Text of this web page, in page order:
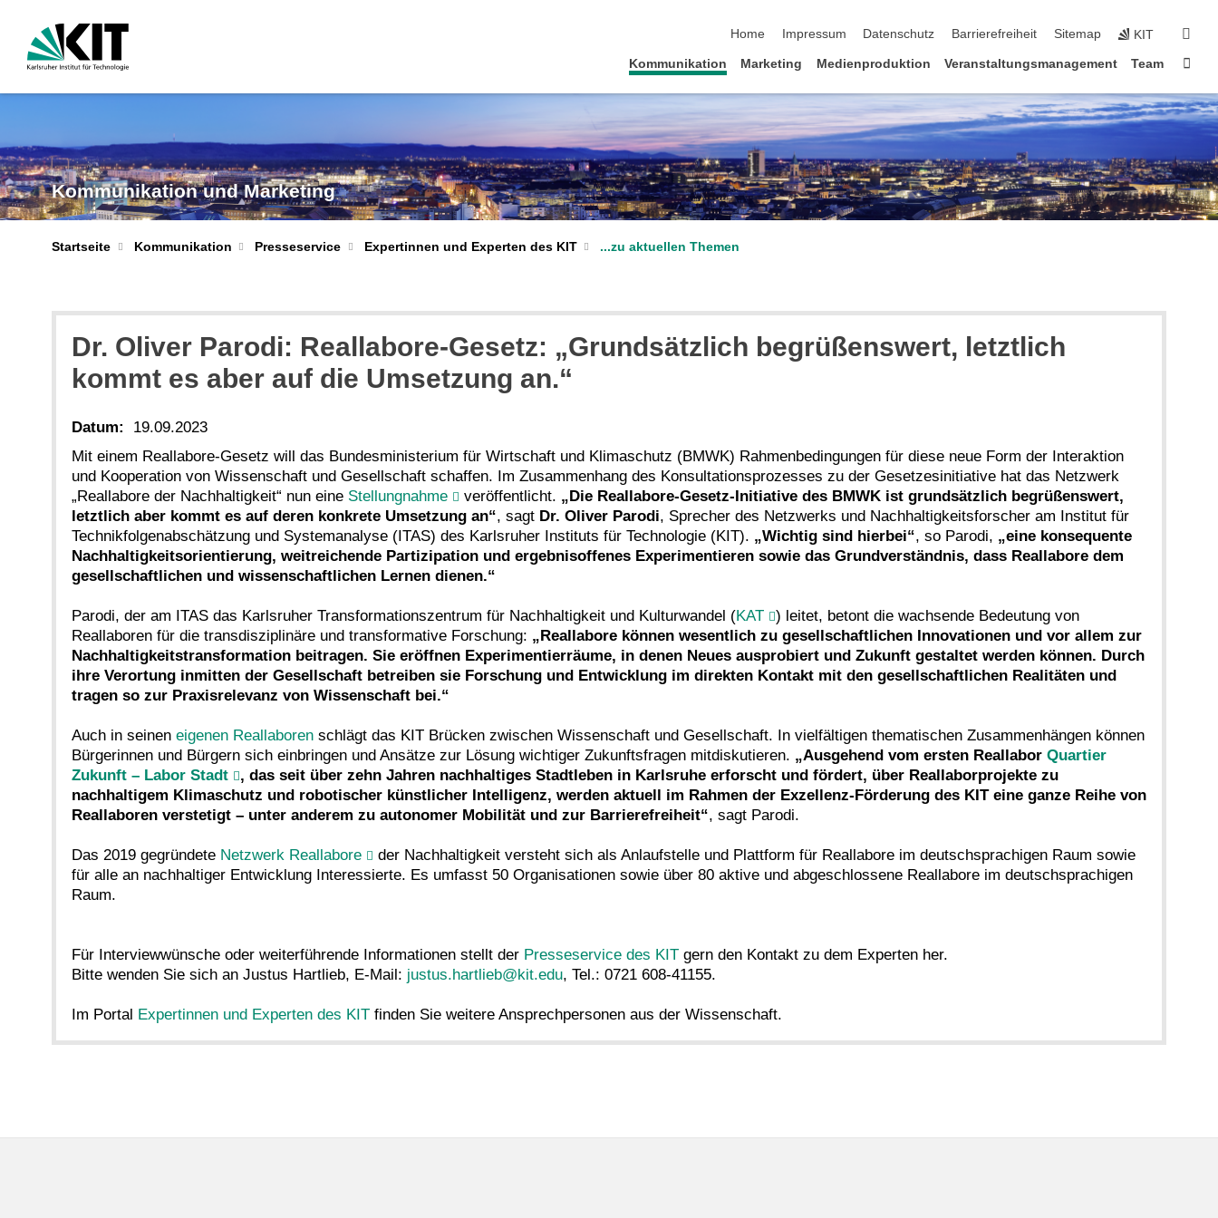
Home
Impressum Datenschutz Barrierefreiheit Sitemap KIT
Kommunikation Marketing Medienproduktion Veranstaltungsmanagement Team
Kommunikation und Marketing
Startseite Kommunikation Presseservice Expertinnen und Experten des KIT ...zu aktuellen Themen
Dr. Oliver Parodi: Reallabore-Gesetz: „Grundsätzlich begrüßenswert, letztlich
kommt es aber auf die Umsetzung an.“
Datum:
19.09.2023
Mit einem Reallabore-Gesetz will das Bundesministerium für Wirtschaft und Klimaschutz (BMWK) Rahmenbedingungen für diese neue Form der Interaktion
und Kooperation von Wissenschaft und Gesellschaft schaffen. Im Zusammenhang des Konsultationsprozesses zu der Gesetzesinitiative hat das Netzwerk
„Reallabore der Nachhaltigkeit“ nun eine Stellungnahme veröffentlicht. „Die Reallabore-Gesetz-Initiative des BMWK ist grundsätzlich begrüßenswert,
letztlich aber kommt es auf deren konkrete Umsetzung an“, sagt Dr. Oliver Parodi, Sprecher des Netzwerks und Nachhaltigkeitsforscher am Institut für
Technikfolgenabschätzung und Systemanalyse (ITAS) des Karlsruher Instituts für Technologie (KIT). „Wichtig sind hierbei“, so Parodi, „eine konsequente
Nachhaltigkeitsorientierung, weitreichende Partizipation und ergebnisoffenes Experimentieren sowie das Grundverständnis, dass Reallabore dem
gesellschaftlichen und wissenschaftlichen Lernen dienen.“
Parodi, der am ITAS das Karlsruher Transformationszentrum für Nachhaltigkeit und Kulturwandel (KAT
) leitet, betont die wachsende Bedeutung von
Reallaboren für die transdisziplinäre und transformative Forschung: „Reallabore können wesentlich zu gesellschaftlichen Innovationen und vor allem zur
Nachhaltigkeitstransformation beitragen. Sie eröffnen Experimentierräume, in denen Neues ausprobiert und Zukunft gestaltet werden können. Durch
ihre Verortung inmitten der Gesellschaft betreiben sie Forschung und Entwicklung im direkten Kontakt mit den gesellschaftlichen Realitäten und
tragen so zur Praxisrelevanz von Wissenschaft bei.“
Auch in seinen eigenen Reallaboren schlägt das KIT Brücken zwischen Wissenschaft und Gesellschaft. In vielfältigen thematischen Zusammenhängen können
Bürgerinnen und Bürgern sich einbringen und Ansätze zur Lösung wichtiger Zukunftsfragen mitdiskutieren. „Ausgehend vom ersten Reallabor Quartier
Zukunft – Labor Stadt
, das seit über zehn Jahren nachhaltiges Stadtleben in Karlsruhe erforscht und fördert, über Reallaborprojekte zu
nachhaltigem Klimaschutz und robotischer künstlicher Intelligenz, werden aktuell im Rahmen der Exzellenz-Förderung des KIT eine ganze Reihe von
Reallaboren verstetigt – unter anderem zu autonomer Mobilität und zur Barrierefreiheit“, sagt Parodi.
Das 2019 gegründete Netzwerk Reallabore
der Nachhaltigkeit versteht sich als Anlaufstelle und Plattform für Reallabore im deutschsprachigen Raum sowie
für alle an nachhaltiger Entwicklung Interessierte. Es umfasst 50 Organisationen sowie über 80 aktive und abgeschlossene Reallabore im deutschsprachigen
Raum.
Für Interviewwünsche oder weiterführende Informationen stellt der Presseservice des KIT gern den Kontakt zu dem Experten her.
Bitte wenden Sie sich an Justus Hartlieb, E-Mail: justus.hartlieb@kit.edu, Tel.: 0721 608-41155.
Im Portal Expertinnen und Experten des KIT finden Sie weitere Ansprechpersonen aus der Wissenschaft.